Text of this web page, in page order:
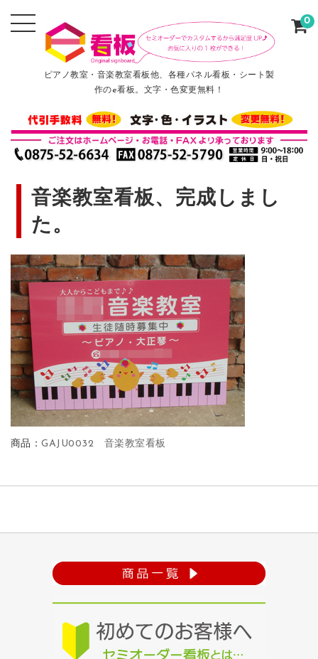
ピアノ教室・音楽教室看板他、各種パネル看板・シート製
作のe看板。文字・色変更無料！
0
音楽教室看板、完成しまし
た。
商品：GAJU0032 音楽教室看板